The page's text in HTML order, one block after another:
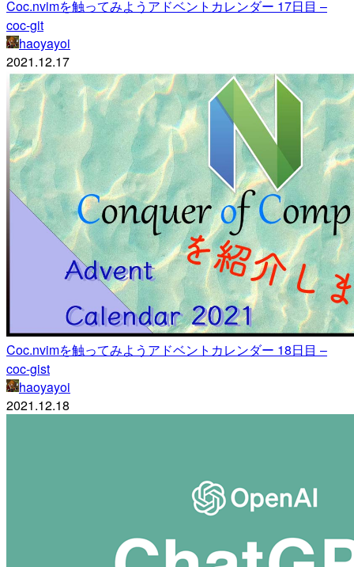
Coc.nvimを触ってみようアドベントカレンダー 17日目 –
coc-git
haoyayoi
2021.12.17
Coc.nvimを触ってみようアドベントカレンダー 18日目 –
coc-gist
haoyayoi
2021.12.18